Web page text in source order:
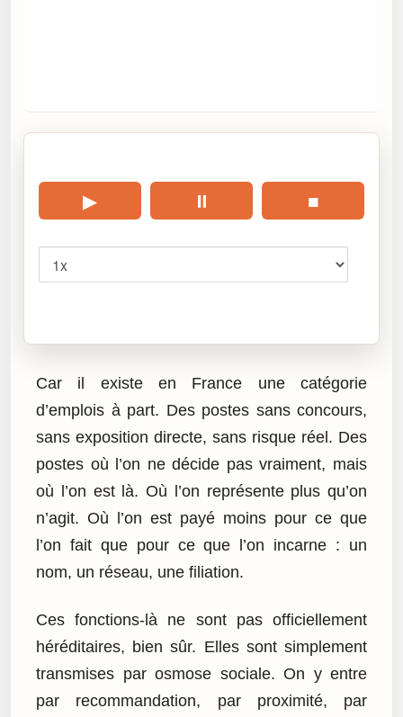
▶ ⏸ ■
Car il existe en France une catégorie
d’emplois à part. Des postes sans concours,
sans exposition directe, sans risque réel. Des
postes où l’on ne décide pas vraiment, mais
où l’on est là. Où l’on représente plus qu’on
n’agit. Où l’on est payé moins pour ce que
l’on fait que pour ce que l’on incarne : un
nom, un réseau, une filiation.
Ces fonctions-là ne sont pas officiellement
héréditaires, bien sûr. Elles sont simplement
transmises par osmose sociale. On y entre
par recommandation, par proximité, par